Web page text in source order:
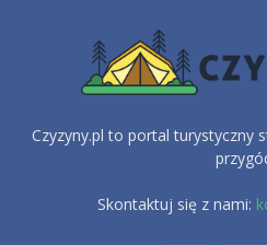
Czyzyny.pl to portal turystyczny
Skontaktuj się z nami: